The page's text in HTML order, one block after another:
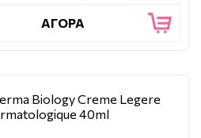
ΑΓΟΡΑ
Biology Creme Legere
40ml